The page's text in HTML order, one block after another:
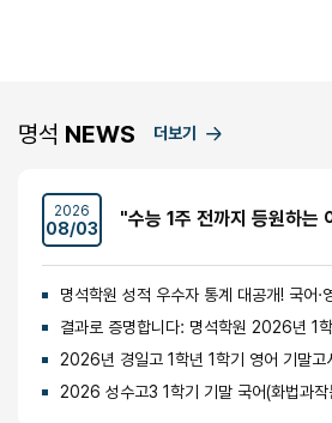
명석 NEWS 더보기
2026
08/03